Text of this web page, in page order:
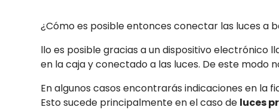
¿Cómo es posible entonces conectar las luces a
llo es posible gracias a un dispositivo electrónico
en la caja y conectado a las luces. De este
En algunos casos encontrarás indicaciones en la
Esto sucede principalmente en el caso de luces